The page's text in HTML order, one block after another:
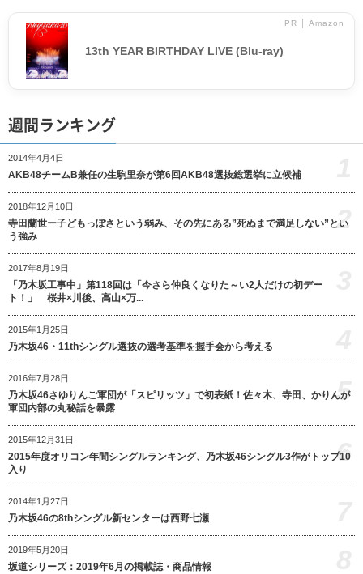
PR │ Amazon
13th YEAR BIRTHDAY LIVE (Blu-ray)
週間ランキング
2014年4月4日
AKB48チームB兼任の生駒里奈が第6回AKB48選抜総選挙に立候補
2018年12月10日
寺田蘭世ー子どもっぽさという弱み、その先にある”死ぬまで満足しない”とい
う強み
2
2017年8月19日
「乃木坂工事中」第118回は「今さら仲良くなりた～い2人だけの初デー
ト！」 桜井×川後、高山×万...
2015年1月25日
乃木坂46・11thシングル選抜の選考基準を握手会から考える
2016年7月28日
乃木坂46さゆりんご軍団が「スピリッツ」で初表紙！佐々木、寺田、かりんが
軍団内部の丸秘話を暴露
5
2015年12月31日
2015年度オリコン年間シングルランキング、乃木坂46シングル3作がトップ10
入り
6
2014年1月27日
乃木坂46の8thシングル新センターは西野七瀬
2019年5月20日
坂道シリーズ：2019年6月の掲載誌・商品情報